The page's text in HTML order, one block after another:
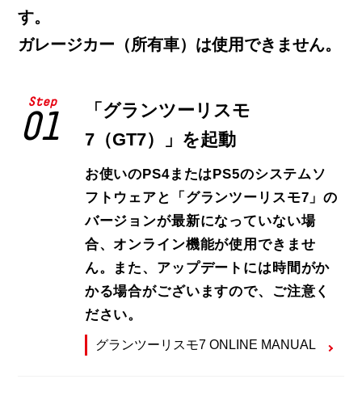
す。
ガレージカー（所有車）は使用できません。
Step
01
「グランツーリスモ
7（GT7）」を起動
お使いのPS4またはPS5のシステムソ
フトウェアと「グランツーリスモ7」の
バージョンが最新になっていない場
合、オンライン機能が使用できませ
ん。また、アップデートには時間がか
かる場合がございますので、ご注意く
ださい。
グランツーリスモ7 ONLINE MANUAL